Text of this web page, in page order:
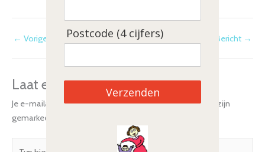
← Vorige Bericht Volgende Bericht →
Laat een reactie achter
Je e-mailadres wordt niet gepubliceerd.Vereiste velden zijn
gemarkeerd met
Postcode (4 cijfers)
Verzenden